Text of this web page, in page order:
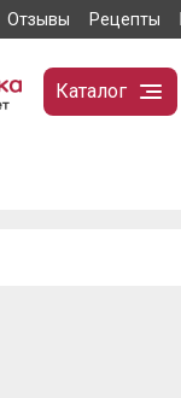
Отзывы Рецепты
Каталог